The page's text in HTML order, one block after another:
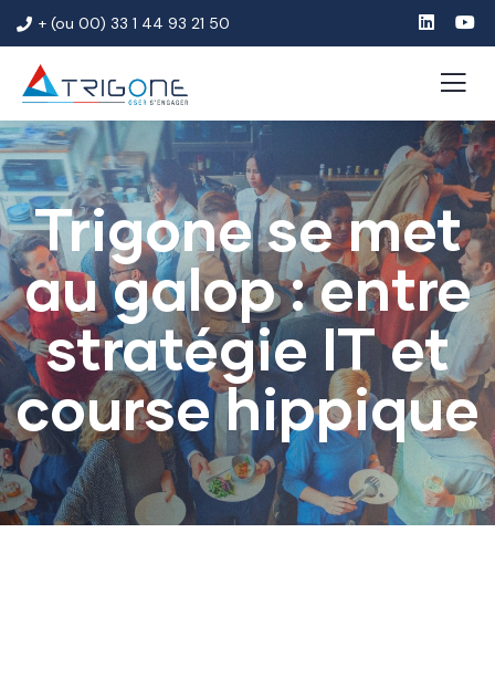
+ (ou 00) 33 1 44 93 21 50
Trigone se met
au galop : entre
stratégie IT et
course hippique